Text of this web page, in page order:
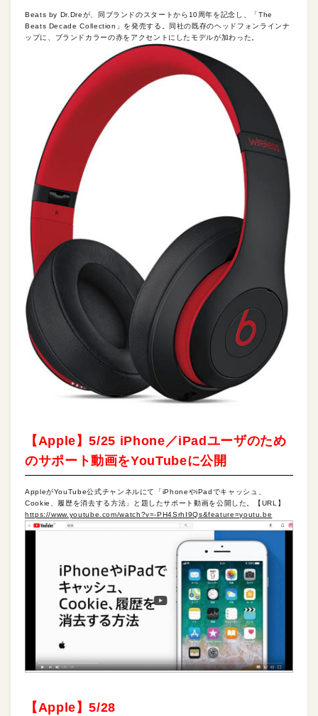
Beats by Dr.Dreが、同ブランドのスタートから10周年を記念し、「The
Beats Decade Collection」を発売する。同社の既存のヘッドフォンラインナ
ップに、ブランドカラーの赤をアクセントにしたモデルが加わった。
【Apple】5/25 iPhone／iPadユーザのため
のサポート動画をYouTubeに公開
AppleがYouTube公式チャンネルにて「iPhoneやiPadでキャッシュ、
Cookie、履歴を消去する方法」と題したサポート動画を公開した。【URL】
https://www.youtube.com/watch?v=-PH4SrhI9Qs&feature=youtu.be
【Apple】5/28